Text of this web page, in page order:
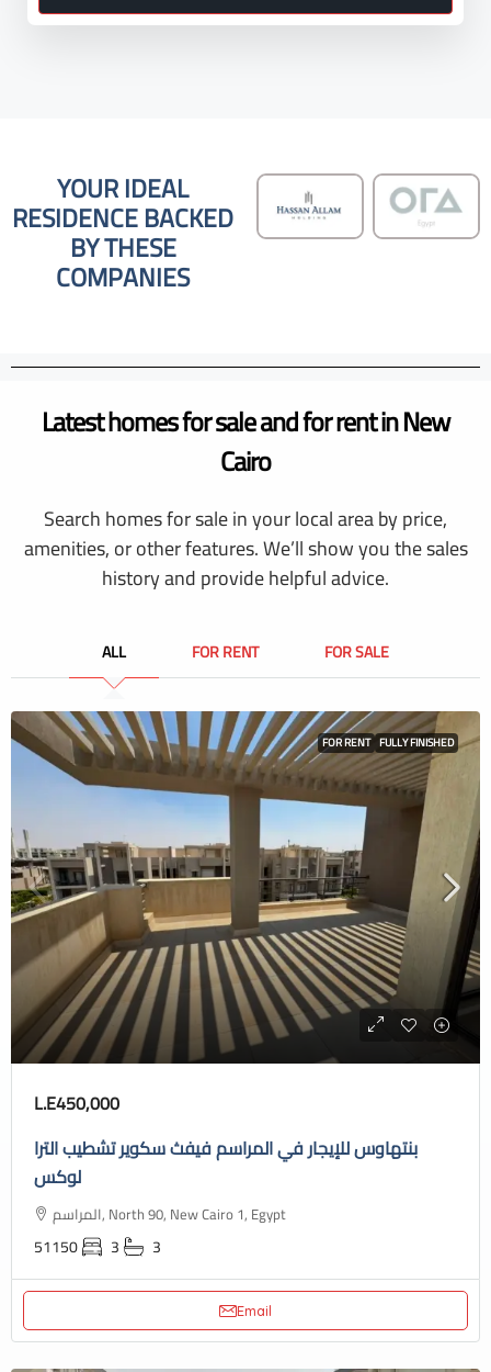
YOUR IDEAL
RESIDENCE BACKED
BY THESE
COMPANIES
Latest homes for sale and for rent in New
Cairo
Search homes for sale in your local area by price,
amenities, or other features. We’ll show you the sales
history and provide helpful advice.
ALL FOR RENT FOR SALE
FOR RENT FULLY FINISHED
L.E450,000
بنتهاوس للإيجار في المراسم فيفث سكوير تشطيب الترا
لوكس
المراسم, North 90, New Cairo 1, Egypt
51150 3 3
Email